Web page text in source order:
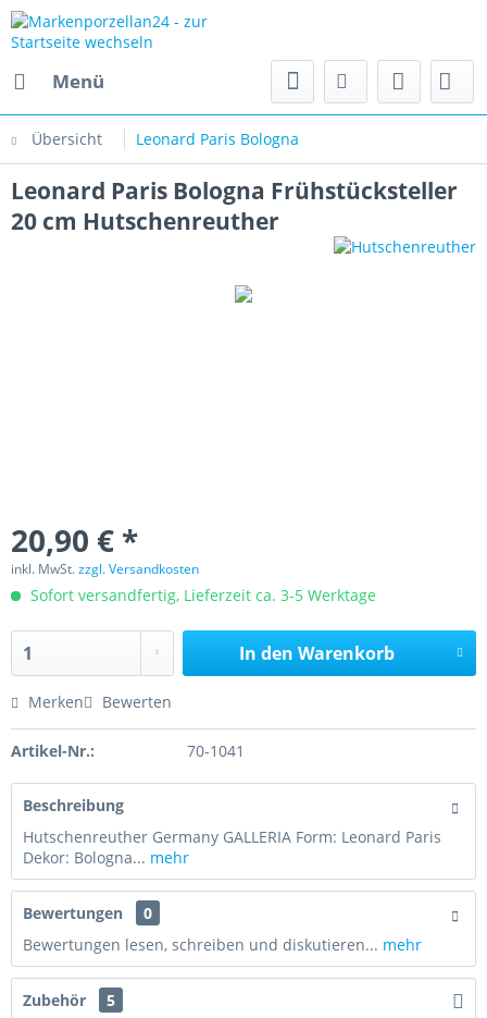
Menü
Übersicht Leonard Paris Bologna
Leonard Paris Bologna Frühstücksteller
20 cm Hutschenreuther
20,90 € *
inkl. MwSt.zzgl. Versandkosten
Sofort versandfertig, Lieferzeit ca. 3-5 Werktage
In den Warenkorb
Merken Bewerten
Artikel-Nr.: 70-1041
Beschreibung
Hutschenreuther Germany GALLERIA Form: Leonard Paris
Dekor: Bologna... mehr
Bewertungen
0
Bewertungen lesen, schreiben und diskutieren... mehr
Zubehör 5